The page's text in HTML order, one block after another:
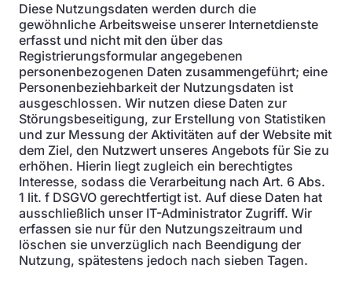
Diese Nutzungsdaten werden durch die
gewöhnliche Arbeitsweise unserer Internetdienste
erfasst und nicht mit den über das
Registrierungsformular angegebenen
personenbezogenen Daten zusammengeführt; eine
Personenbeziehbarkeit der Nutzungsdaten ist
ausgeschlossen. Wir nutzen diese Daten zur
Störungsbeseitigung, zur Erstellung von Statistiken
und zur Messung der Aktivitäten auf der Website mit
dem Ziel, den Nutzwert unseres Angebots für Sie zu
erhöhen. Hierin liegt zugleich ein berechtigtes
Interesse, sodass die Verarbeitung nach Art. 6 Abs.
1 lit. f DSGVO gerechtfertigt ist. Auf diese Daten hat
ausschließlich unser IT-Administrator Zugriff. Wir
erfassen sie nur für den Nutzungszeitraum und
löschen sie unverzüglich nach Beendigung der
Nutzung, spätestens jedoch nach sieben Tagen.